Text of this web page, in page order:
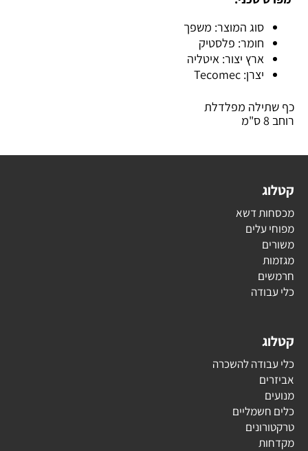
סוג המוצר: משפך
חומר: פלסטיק
ארץ יצור: איטליה
יצרן: Tecomec
כף שתילה מפלדלת
רוחב 8 ס"מ
קטלוג
מכסחות דשא
מפוחי עלים
משורים
מגזמות
חרמשים
כלי עבודה
קטלוג
כלי עבודה להשכרה
אביזרים
מנועים
כלים חשמליים
טרקטורונים
מקדחות